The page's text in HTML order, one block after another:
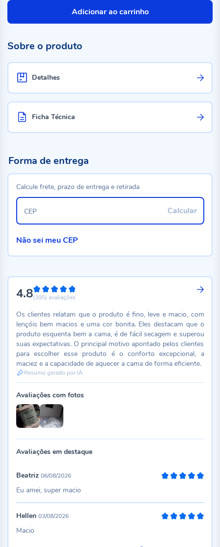
Adicionar ao carrinho
Sobre o produto
Detalhes
Ficha Técnica
4.896%
(395) avaliações
Os clientes relatam que o produto é fino, leve e macio, com
lençóis bem macios e uma cor bonita. Eles destacam que o
produto esquenta bem a cama, é de fácil secagem e superou
suas expectativas. O principal motivo apontado pelos clientes
para escolher esse produto é o conforto excepcional, a
maciez e a capacidade de aquecer a cama de forma eficiente.
Resumo gerado por IA
Avaliações com fotos
Avaliações em destaque
Beatriz 06/08/2026
Eu amei, super macio
Hellen 03/08/2026
Macio
Forma de entrega
Calcule frete, prazo de entrega e retirada
Calcular
CEP
Não sei meu CEP